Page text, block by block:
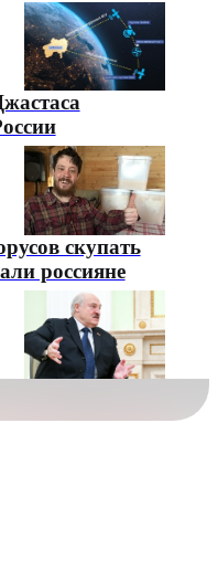
скупать
россияне